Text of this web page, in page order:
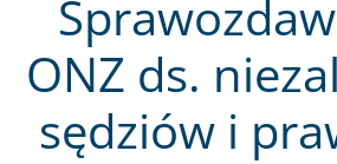
ONZ ds.
sędziów i